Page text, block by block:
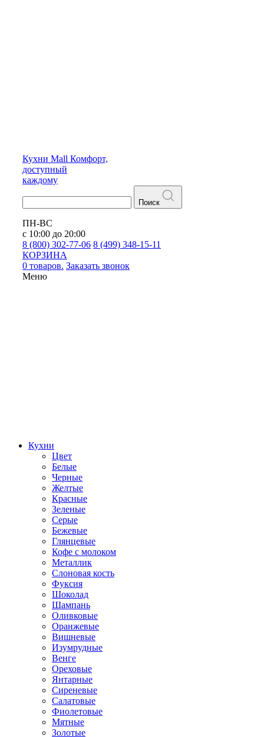
Кухни Mall Комфорт,
доступный
каждому
Поиск
ПН-ВС
с 10:00 до 20:00
8 (800) 302-77-06 8 (499) 348-15-11
КОРЗИНА
0 товаров. Заказать звонок
Меню
Кухни
Цвет
Белые
Черные
Желтые
Красные
Зеленые
Серые
Бежевые
Глянцевые
Кофе с молоком
Металлик
Слоновая кость
Фуксия
Шоколад
Шампань
Оливковые
Оранжевые
Вишневые
Изумрудные
Венге
Ореховые
Янтарные
Сиреневые
Салатовые
Фиолетовые
Мятные
Золотые